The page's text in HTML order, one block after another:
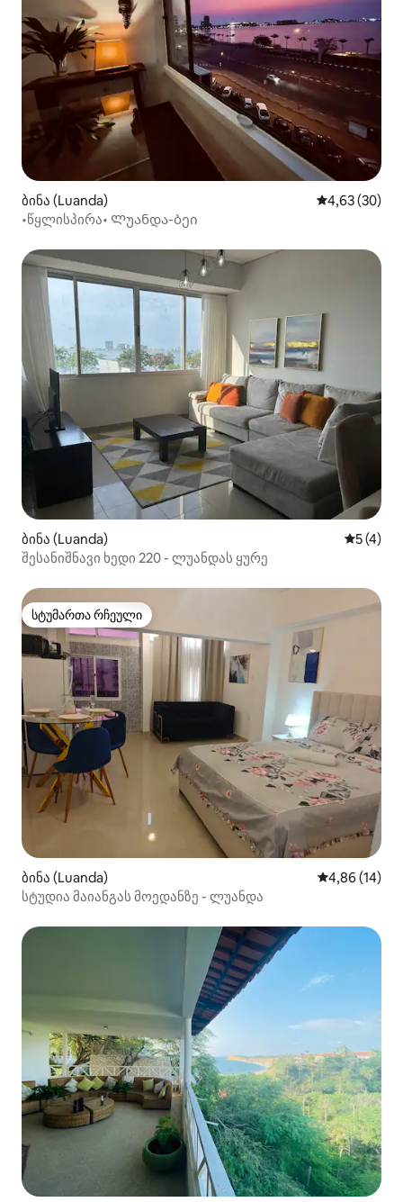
ბინა (Luanda) საშუალო
4,63 (30)
•წყლისპირა• Ლუანდა-ბეი
ბინა (Luanda)
5 (4)
შესანიშნავი ხედი 220 - ლუანდას ყურე
სტუმართა რჩეული
სტუმართა რჩეული
ბინა (Luanda) საშუალო
4,86 (14)
სტუდია მაიანგას მოედანზე - ლუანდა